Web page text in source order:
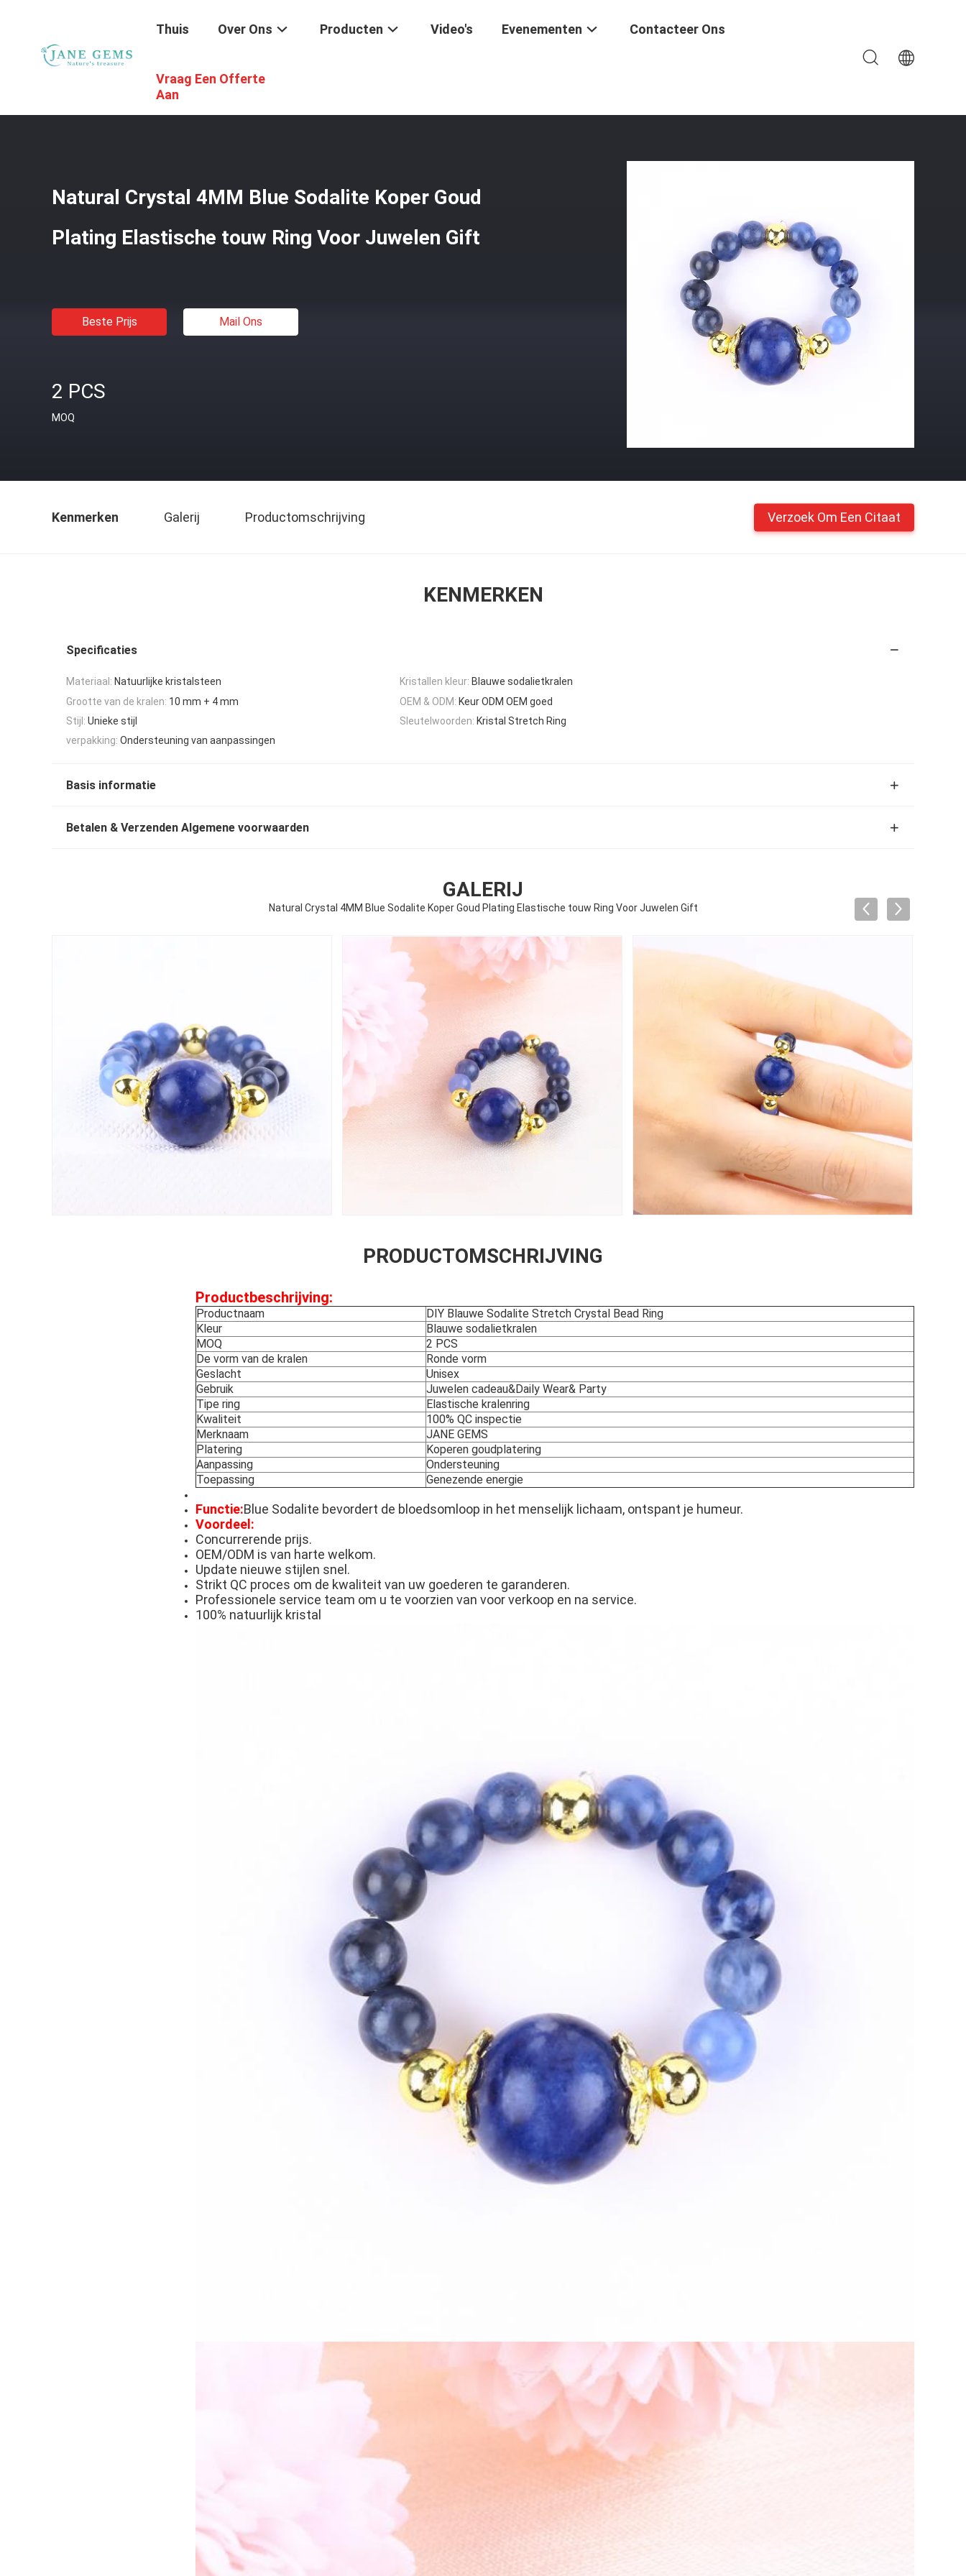
Thuis Over Ons Producten Video's Evenementen Contacteer Ons
Vraag Een Offerte
Aan
Handgemaakte Juwelen Van Edelstenen
Natural Crystal 4MM Blue Sodalite Koper Goud
Plating Elastische touw Ring Voor Juwelen Gift
Beste Prijs Mail Ons
2 PCS
MOQ
Kenmerken Galerij Productomschrijving Verzoek Om Een Citaat
KENMERKEN
Specificaties
Materiaal: Natuurlijke kristalsteen Kristallen kleur: Blauwe sodalietkralen
Grootte van de kralen: 10 mm + 4 mm OEM & ODM: Keur ODM OEM goed
Stijl: Unieke stijl Sleutelwoorden: Kristal Stretch Ring
verpakking: Ondersteuning van aanpassingen
Basis informatie
Betalen & Verzenden Algemene voorwaarden
GALERIJ
Natural Crystal 4MM Blue Sodalite Koper Goud Plating Elastische touw Ring Voor Juwelen Gift
PRODUCTOMSCHRIJVING
Productbeschrijving:
Productnaam
DIY Blauwe Sodalite Stretch Crystal Bead Ring
Kleur
Blauwe sodalietkralen
MOQ
2 PCS
De vorm van de kralen
Ronde vorm
Geslacht
Unisex
Gebruik
Juwelen cadeau&Daily Wear& Party
Tipe ring
Elastische kralenring
Kwaliteit
100% QC inspectie
Merknaam
JANE GEMS
Platering
Koperen goudplatering
Aanpassing
Ondersteuning
Toepassing
Genezende energie
Functie:Blue Sodalite bevordert de bloedsomloop in het menselijk lichaam, ontspant je humeur.
Voordeel:
Concurrerende prijs.
OEM/ODM is van harte welkom.
Update nieuwe stijlen snel.
Strikt QC proces om de kwaliteit van uw goederen te garanderen.
Professionele service team om u te voorzien van voor verkoop en na service.
100% natuurlijk kristal